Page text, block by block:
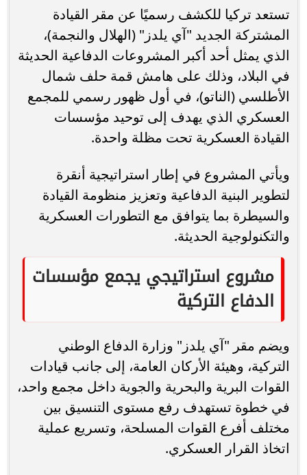
تستعد تركيا للكشف رسميًا عن مقر القيادة
المشتركة الجديد "آي يلدز" (الهلال والنجمة)،
الذي يمثل أحد أكبر المشروعات الدفاعية الحديثة
في البلاد، وذلك على هامش قمة حلف شمال
الأطلسي (الناتو)، في أول ظهور رسمي للمجمع
العسكري الذي يهدف إلى توحيد مؤسسات
القيادة العسكرية تحت مظلة واحدة.
ويأتي المشروع في إطار استراتيجية أنقرة
لتطوير البنية الدفاعية وتعزيز منظومة القيادة
والسيطرة بما يتوافق مع التطورات العسكرية
والتكنولوجية الحديثة.
مشروع استراتيجي يجمع مؤسسات
الدفاع التركية
ويضم مقر "آي يلدز" وزارة الدفاع الوطني
التركية، وهيئة الأركان العامة، إلى جانب قيادات
القوات البرية والبحرية والجوية داخل مجمع واحد،
في خطوة تستهدف رفع مستوى التنسيق بين
مختلف أفرع القوات المسلحة، وتسريع عملية
اتخاذ القرار العسكري.